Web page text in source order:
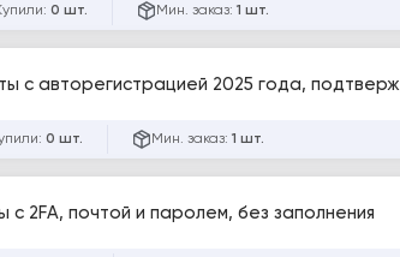
0 шт. Мин. заказ: 1 шт.
с авторегистрацией 2025 года,
0 шт. Мин. заказ: 1 шт.
с 2FA, почтой и паролем, без заполнения